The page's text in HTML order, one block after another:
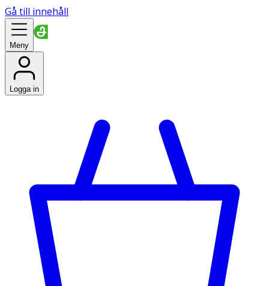
Gå till innehåll
Meny
Logga in